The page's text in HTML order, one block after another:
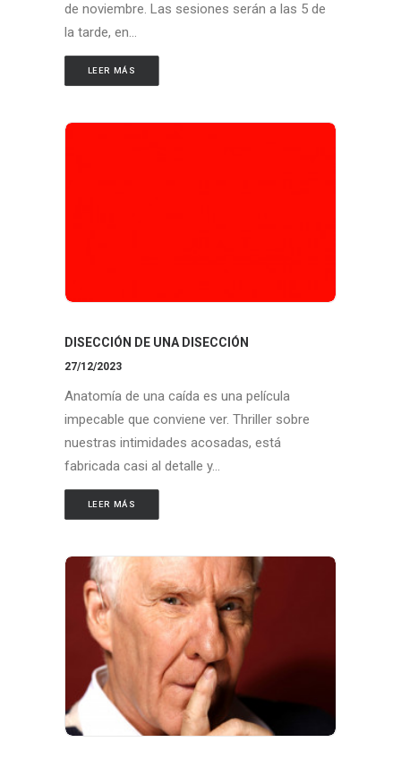
de noviembre. Las sesiones serán a las 5 de
la tarde, en…
LEER MÁS
DISECCIÓN DE UNA DISECCIÓN
27/12/2023
Anatomía de una caída es una película
impecable que conviene ver. Thriller sobre
nuestras intimidades acosadas, está
fabricada casi al detalle y…
LEER MÁS